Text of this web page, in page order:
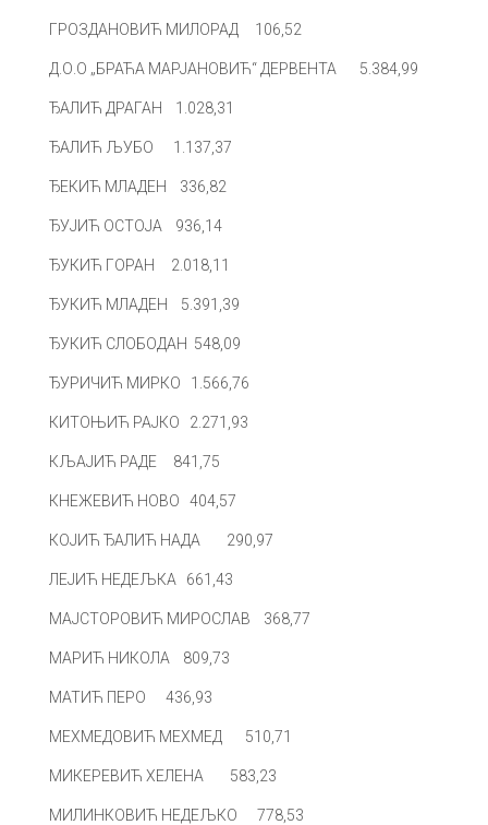
ГРОЗДАНОВИЋ МИЛОРАД 106,52
Д.О.О „БРАЋА МАРЈАНОВИЋ“ ДЕРВЕНТА 5.384,99
ЂАЛИЋ ДРАГАН 1.028,31
ЂАЛИЋ ЉУБО 1.137,37
ЂЕКИЋ МЛАДЕН 336,82
ЂУЈИЋ ОСТОЈА 936,14
ЂУКИЋ ГОРАН 2.018,11
ЂУКИЋ МЛАДЕН 5.391,39
ЂУКИЋ СЛОБОДАН 548,09
ЂУРИЧИЋ МИРКО 1.566,76
КИТОЊИЋ РАЈКО 2.271,93
КЉАЈИЋ РАДЕ 841,75
КНЕЖЕВИЋ НОВО 404,57
КОЈИЋ ЂАЛИЋ НАДА 290,97
ЛЕЈИЋ НЕДЕЉКА 661,43
МАЈСТОРОВИЋ МИРОСЛАВ 368,77
МАРИЋ НИКОЛА 809,73
МАТИЋ ПЕРО 436,93
МЕХМЕДОВИЋ МЕХМЕД 510,71
МИКЕРЕВИЋ ХЕЛЕНА 583,23
МИЛИНКОВИЋ НЕДЕЉКО 778,53